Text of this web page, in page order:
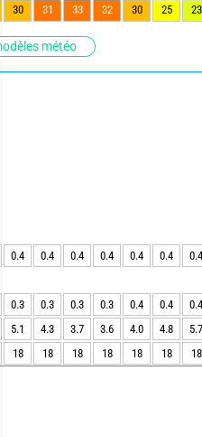
météo
30 31 33 32 30 25 23
0.4 0.4 0.4 0.4 0.4 0.4 0.4
0.3 0.3 0.3 0.3 0.4 0.4
0.4
5.1 4.3 3.7 3.6 4.0 4.8
5.7
18 18 18 18 18 18 18